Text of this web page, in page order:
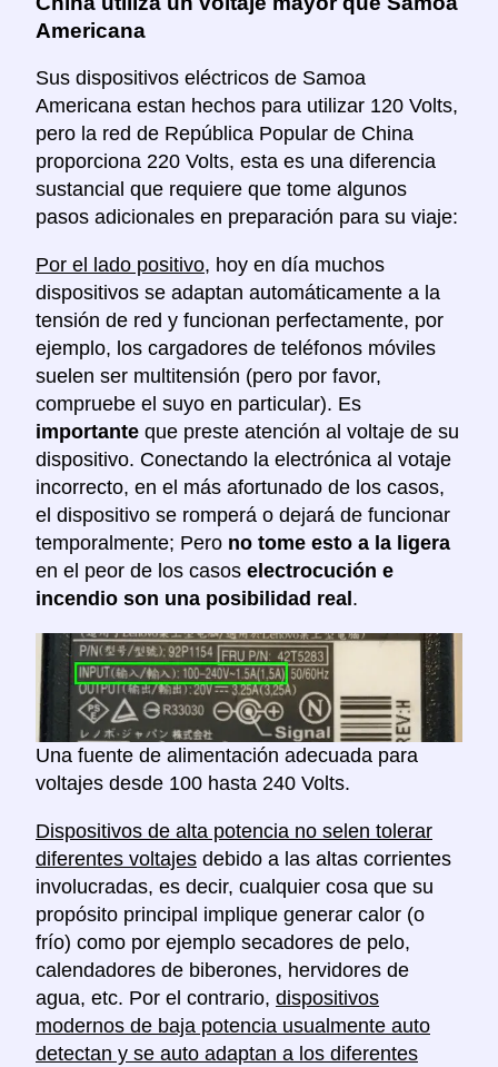
Americana
Sus dispositivos eléctricos de Samoa
Americana estan hechos para utilizar 120 Volts,
pero la red de República Popular de China
proporciona 220 Volts, esta es una diferencia
sustancial que requiere que tome algunos
pasos adicionales en preparación para su viaje:
Por el lado positivo, hoy en día muchos
dispositivos se adaptan automáticamente a la
tensión de red y funcionan perfectamente, por
ejemplo, los cargadores de teléfonos móviles
suelen ser multitensión (pero por favor,
compruebe el suyo en particular). Es
importante que preste atención al voltaje de su
dispositivo. Conectando la electrónica al votaje
incorrecto, en el más afortunado de los casos,
el dispositivo se romperá o dejará de funcionar
temporalmente; Pero no tome esto a la ligera
en el peor de los casos electrocución e
incendio son una posibilidad real .
Una fuente de alimentación adecuada para
voltajes desde 100 hasta 240 Volts.
Dispositivos de alta potencia no selen tolerar
diferentes voltajes debido a las altas corrientes
involucradas, es decir, cualquier cosa que su
propósito principal implique generar calor (o
frío) como por ejemplo secadores de pelo,
calendadores de biberones, hervidores de
agua, etc. Por el contrario, dispositivos
modernos de baja potencia usualmente auto
detectan y se auto adaptan a los diferentes